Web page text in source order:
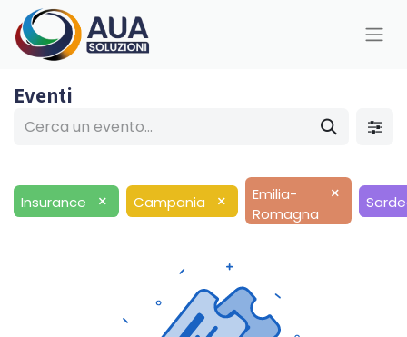
Eventi
Insurance × Campania ×
Emilia-
Romagna
×